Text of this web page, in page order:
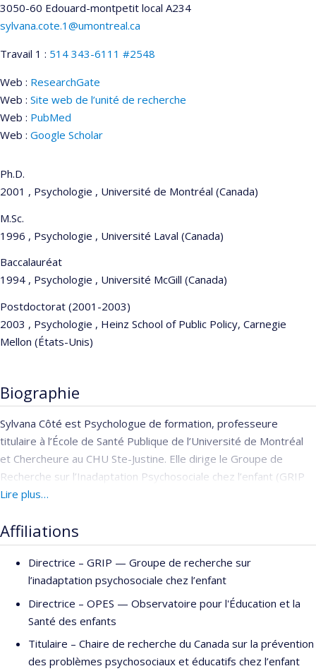
3050-60 Edouard-montpetit local A234
sylvana.cote.1@umontreal.ca
Travail 1 : 514 343-6111 #2548
Web : ResearchGate
Web : Site web de l’unité de recherche
Web : PubMed
Web : Google Scholar
Ph.D.
2001 , Psychologie , Université de Montréal (Canada)
M.Sc.
1996 , Psychologie , Université Laval (Canada)
Baccalauréat
1994 , Psychologie , Université McGill (Canada)
Postdoctorat (2001-2003)
2003 , Psychologie , Heinz School of Public Policy, Carnegie
Mellon (États-Unis)
Biographie
Sylvana Côté est Psychologue de formation, professeure
titulaire à l’École de Santé Publique de l’Université de Montréal
et Chercheure au CHU Ste-Justine. Elle dirige le Groupe de
Recherche sur l’Inadaptation Psychosociale chez l’enfant (GRIP
https://grip-info.ca
co-dirige avec Dre Anne Monique Nuyt le réseau des
déterminants périnataux de la santé de l’enfant
https://reseauperinatologie.ca/) trois regroupements
multidisciplinaires de chercheurs financés par le FRQ-Société et
Culture et le FRQ-Santé. Elle est membre de la Société Royale du
Canada.
Elle a contribué à la poursuite et à la valorisation scientifique de
plusieurs études longitudinales québécoise (ELDEQ), canadienne
Lire plus…
Affiliations
Directrice – GRIP — Groupe de recherche sur
l’inadaptation psychosociale chez l’enfant
Directrice – OPES — Observatoire pour l'Éducation et la
Santé des enfants
Titulaire – Chaire de recherche du Canada sur la prévention
des problèmes psychosociaux et éducatifs chez l’enfant